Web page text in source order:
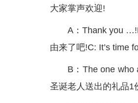
大家掌声欢迎!
A：Thank you
由来了吧!C: It’s time
B：The one who
圣诞老人送出的礼品1